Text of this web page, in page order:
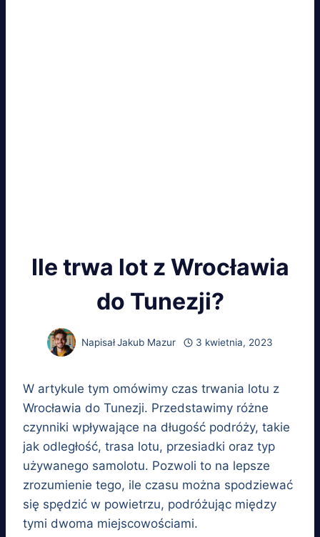
Ile trwa lot z Wrocławia
do Tunezji?
Napisał Jakub Mazur 3 kwietnia, 2023
W artykule tym omówimy czas trwania lotu z
Wrocławia do Tunezji. Przedstawimy różne
czynniki wpływające na długość podróży, takie
jak odległość, trasa lotu, przesiadki oraz typ
używanego samolotu. Pozwoli to na lepsze
zrozumienie tego, ile czasu można spodziewać
się spędzić w powietrzu, podróżując między
tymi dwoma miejscowościami.